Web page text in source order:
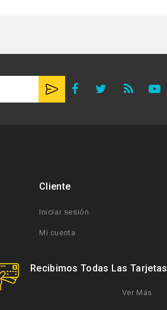
Cliente
Iniciar sesión
Mi cuenta
Recibimos Todas Las Tarjetas
Ver Más